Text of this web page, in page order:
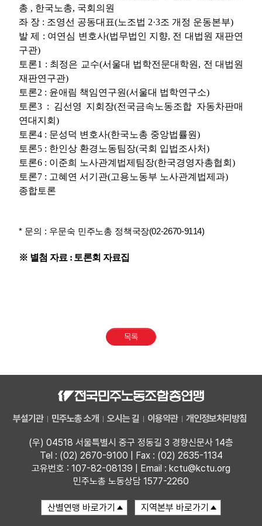
총 , 한국노총, 국회의원
좌 장 : 조영선 공동대표(노조법 2·3조 개정 운동본부)
발 제 : 여연심 변호사(법무법인 지향, 전 대법원 재판연
구관)
토론1 : 최정은 교수(서울대 법학전문대학원 , 전 대법원
재판연구관)
토론2 : 윤애림 책임연구원(서울대 법학연구소)
토론3 : 김선영 지회장(전국금속노동조합 자동차판매
연대지회 )
토론4 : 문성덕 변호사(한국노총 중앙법률원)
토론5 : 한인상 환경노동팀장(국회 입법조사처)
토론6 : 이준희 노사관계법제팀장(한국경영자총협회 )
토론7 : 고혜연 서기관(고용노동부 노사관계법제과)
종합토론
* 문의 : 우문숙 민주노총 정책국장(02-2670-9114)
※ 별첨 자료 : 토론회 자료집
목록
부설기관 민주노총 소개 오시는 길 이용약관 개인정보처리방침
(우) 04518 서울특별시 중구 정동길 3 경향신문사 14층
Tel : (02) 2670-9100 | Fax : (02) 2635-1134
고유번호 : 107-82-08139 | Email : kctu@kctu.org
민주노총 노동상담 1577-2260